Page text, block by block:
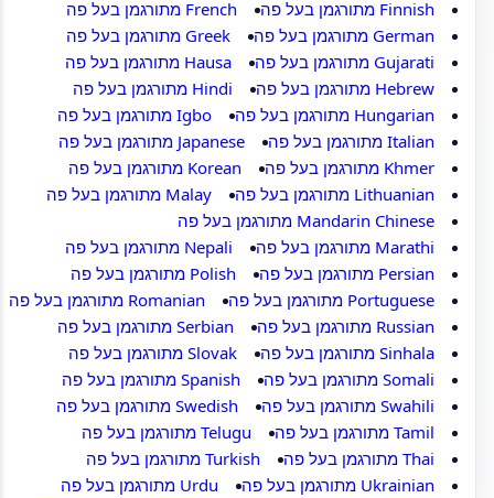
Finnish מתורגמן בעל פה
French מתורגמן בעל פה
German מתורגמן בעל פה
Greek מתורגמן בעל פה
Gujarati מתורגמן בעל פה
Hausa מתורגמן בעל פה
Hebrew מתורגמן בעל פה
Hindi מתורגמן בעל פה
Hungarian מתורגמן בעל פה
Igbo מתורגמן בעל פה
Italian מתורגמן בעל פה
Japanese מתורגמן בעל פה
Khmer מתורגמן בעל פה
Korean מתורגמן בעל פה
Lithuanian מתורגמן בעל פה
Malay מתורגמן בעל פה
Mandarin Chinese מתורגמן בעל פה
Marathi מתורגמן בעל פה
Nepali מתורגמן בעל פה
Persian מתורגמן בעל פה
Polish מתורגמן בעל פה
Portuguese מתורגמן בעל פה
Romanian מתורגמן בעל פה
Russian מתורגמן בעל פה
Serbian מתורגמן בעל פה
Sinhala מתורגמן בעל פה
Slovak מתורגמן בעל פה
Somali מתורגמן בעל פה
Spanish מתורגמן בעל פה
Swahili מתורגמן בעל פה
Swedish מתורגמן בעל פה
Tamil מתורגמן בעל פה
Telugu מתורגמן בעל פה
Thai מתורגמן בעל פה
Turkish מתורגמן בעל פה
Ukrainian מתורגמן בעל פה
Urdu מתורגמן בעל פה